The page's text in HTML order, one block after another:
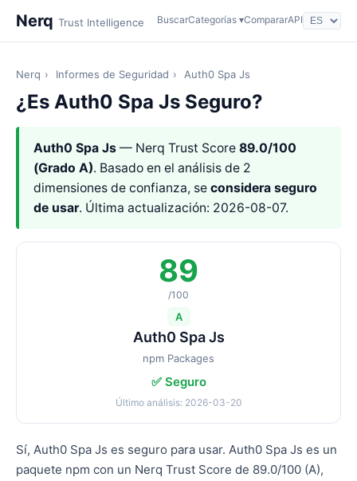
Nerq Trust Intelligence BuscarCategorías ▾CompararAPI
Nerq › Informes de Seguridad › Auth0 Spa Js
¿Es Auth0 Spa Js Seguro?
Auth0 Spa Js — Nerq Trust Score 89.0/100
(Grado A). Basado en el análisis de 2
dimensiones de confianza, se considera seguro
de usar. Última actualización: 2026-08-07.
89
/100
A
Auth0 Spa Js
npm Packages
✅ Seguro
Último análisis: 2026-03-20
Sí, Auth0 Spa Js es seguro para usar. Auth0 Spa Js es un
paquete npm con un Nerq Trust Score de 89.0/100 (A),